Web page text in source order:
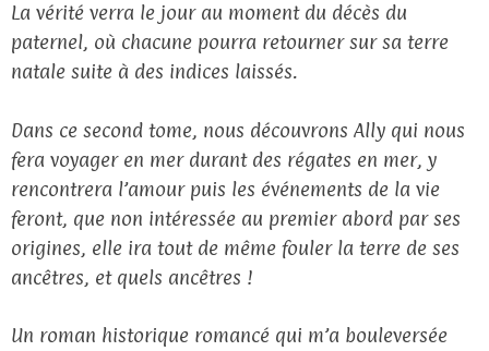
La vérité verra le jour au moment du décès du
paternel, où chacune pourra retourner sur sa terre
natale suite à des indices laissés.
Dans ce second tome, nous découvrons Ally qui nous
fera voyager en mer durant des régates en mer, y
rencontrera l’amour puis les événements de la vie
feront, que non intéressée au premier abord par ses
origines, elle ira tout de même fouler la terre de ses
ancêtres, et quels ancêtres !
Un roman historique romancé qui m’a bouleversée